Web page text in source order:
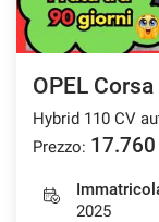
OPEL Corsa
Hybrid 110 CV
Prezzo: 17.760
2025